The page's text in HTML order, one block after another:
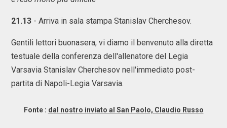
21.13 - Arriva in sala stampa Stanislav Cherchesov.
Gentili lettori buonasera, vi diamo il benvenuto alla diretta
testuale della conferenza dell'allenatore del Legia
Varsavia Stanislav Cherchesov nell'immediato post-
partita di Napoli-Legia Varsavia.
Fonte : dal nostro inviato al San Paolo, Claudio Russo